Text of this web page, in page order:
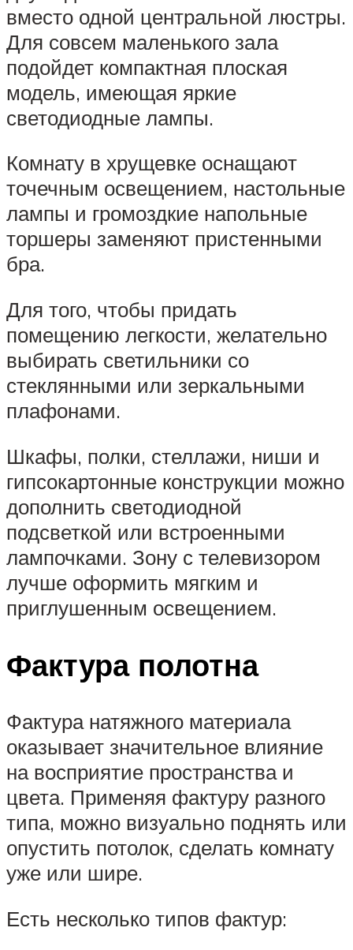
вместо одной центральной люстры.
Для совсем маленького зала
подойдет компактная плоская
модель, имеющая яркие
светодиодные лампы.
Комнату в хрущевке оснащают
точечным освещением, настольные
лампы и громоздкие напольные
торшеры заменяют пристенными
бра.
Для того, чтобы придать
помещению легкости, желательно
выбирать светильники со
стеклянными или зеркальными
плафонами.
Шкафы, полки, стеллажи, ниши и
гипсокартонные конструкции можно
дополнить светодиодной
подсветкой или встроенными
лампочками. Зону с телевизором
лучше оформить мягким и
приглушенным освещением.
Фактура полотна
Фактура натяжного материала
оказывает значительное влияние
на восприятие пространства и
цвета. Применяя фактуру разного
типа, можно визуально поднять или
опустить потолок, сделать комнату
уже или шире.
Есть несколько типов фактур: